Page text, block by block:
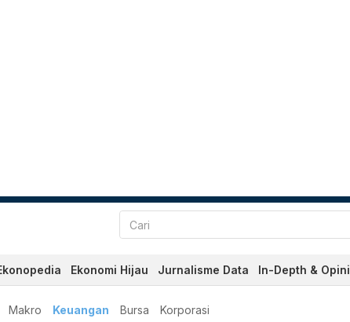
Ekonomi Hijau Jurnalisme Data In-Depth & Opini
Makro Keuangan Bursa Korporasi